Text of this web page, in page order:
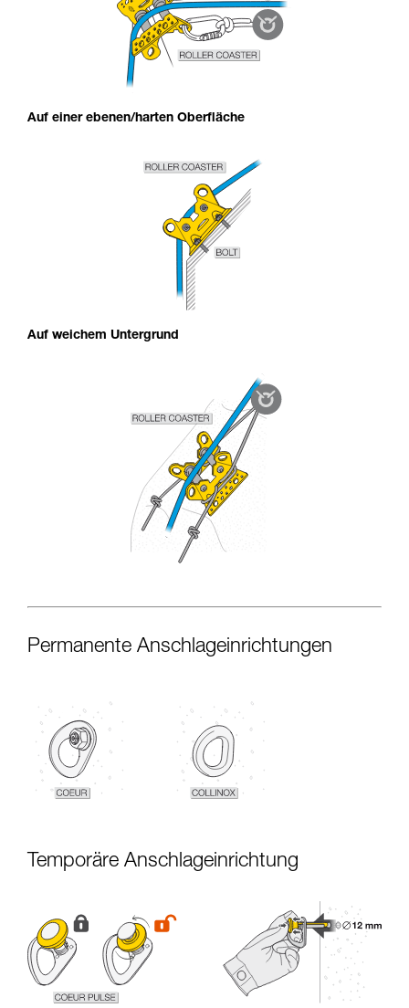
Auf einer ebenen/harten Oberfläche
Auf weichem Untergrund
Permanente Anschlageinrichtungen
Temporäre Anschlageinrichtung